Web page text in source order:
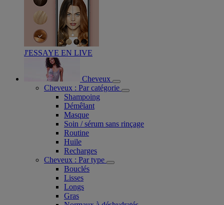
J'ESSAYE EN LIVE
Cheveux
Cheveux : Par catégorie
Shampoing
Démêlant
Masque
Soin / sérum sans rinçage
Routine
Huile
Recharges
Cheveux : Par type
Bouclés
Lisses
Longs
Gras